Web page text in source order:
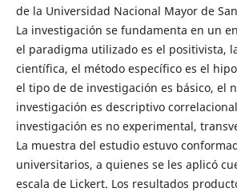
de la Universidad Nacional Mayor de
La investigación se fundamenta en un
el paradigma utilizado es el positivista,
científica, el método específico es el
el tipo de de investigación es básico, el
investigación es descriptivo
investigación es no experimental,
La muestra del estudio estuvo
universitarios, a quienes se les aplicó
escala de Lickert. Los resultados